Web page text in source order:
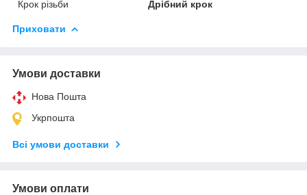
Крок різьби
Дрібний крок
Приховати
Умови доставки
Нова Пошта
Укрпошта
Всі умови доставки
Умови оплати